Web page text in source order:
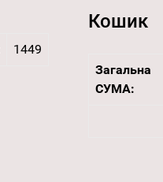
1449
Кошик
Загальна
СУМА: